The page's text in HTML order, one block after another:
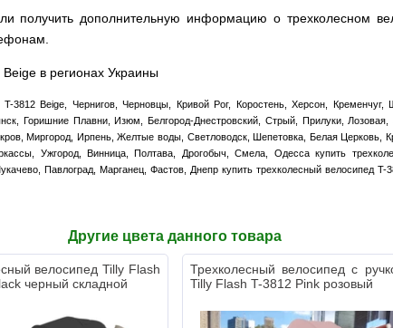
получить дополнительную информацию о трехколесном
в регионах Украины
3812 Beige, Чернигов, Черновцы, Кривой Рог, Коростень, Херсон,
Горишние Плавни, Изюм, Белгород-Днестровский, Стрый, Прилуки,
Миргород, Ирпень, Желтые воды, Светловодск, Шепетовка, Белая Церковь,
Ужгород, Винница, Полтава, Дрогобыч, Смела, Одесса купить
Павлоград, Марганец, Фастов, Днепр купить трехколесный велосипед
Другие цвета данного товара
велосипед Tilly Flash
черный складной
Трехколесный велосипед с
Tilly Flash T-3812 Pink розовый